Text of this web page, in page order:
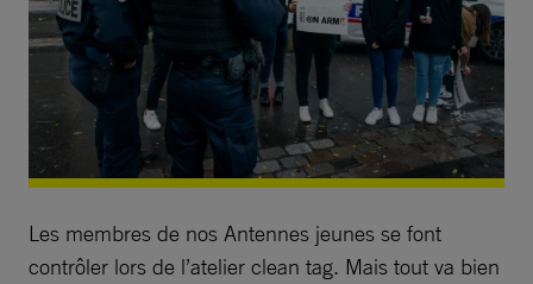
Les membres de nos Antennes jeunes se font
contrôler lors de l’atelier clean tag. Mais tout va bien